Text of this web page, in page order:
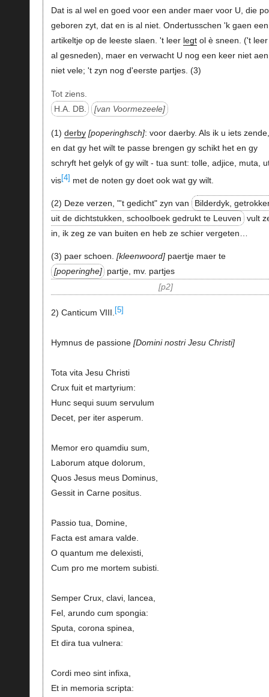
Dat is al wel en goed voor een ander maer voor U, die
geboren zyt, dat en is al niet. Ondertusschen 'k gaen een
artikeltje op de leeste slaen. 't leer legtol è sneen. ('t
al gesneden), maer en verwacht U nog een keer niet aen
niet vele; 't zyn nog d'eerste partjes. (3)
Tot ziens.
H.A. DB.
van Voormezeele
(1) derby poperinghsch : voor daerby. Als ik u iets zende,
en dat gy het wilt te passe brengen gy schikt het en gy
schryft het gelyk of gy wilt - tua sunt: tolle, adjice, muta,
vis[4] met de noten gy doet ook wat gy wilt.
(2) Deze verzen, "'t gedicht" zyn van
Bilderdyk,
uit de dichtstukken, schoolboek gedrukt te Leuven vult
in, ik zeg ze van buiten en heb ze schier vergeten…
(3) paer schoen. kleenwoord paertje maer te
poperinghe
partje, mv. partjes
p2
2) Canticum VIII. [5]
Hymnus de passione Domini nostri Jesu Christi
Tota vita Jesu Christi
Crux fuit et martyrium:
Hunc sequi suum servulum
Decet, per iter asperum.
Memor ero quamdiu sum,
Laborum atque dolorum,
Quos Jesus meus Dominus,
Gessit in Carne positus.
Passio tua, Domine,
Facta est amara valde.
O quantum me delexisti,
Cum pro me mortem subisti.
Semper Crux, clavi, lancea,
Fel, arundo cum spongia:
Sputa, corona spinea,
Et dira tua vulnera:
Cordi meo sint infixa,
Et in memoria scripta: